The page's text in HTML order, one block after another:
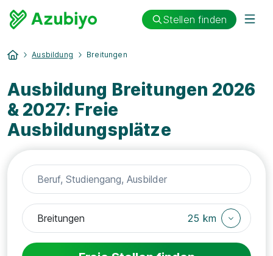
Stellen finden
Ausbildung Breitungen
Ausbildung Breitungen 2026
& 2027: Freie
Ausbildungsplätze
25 km